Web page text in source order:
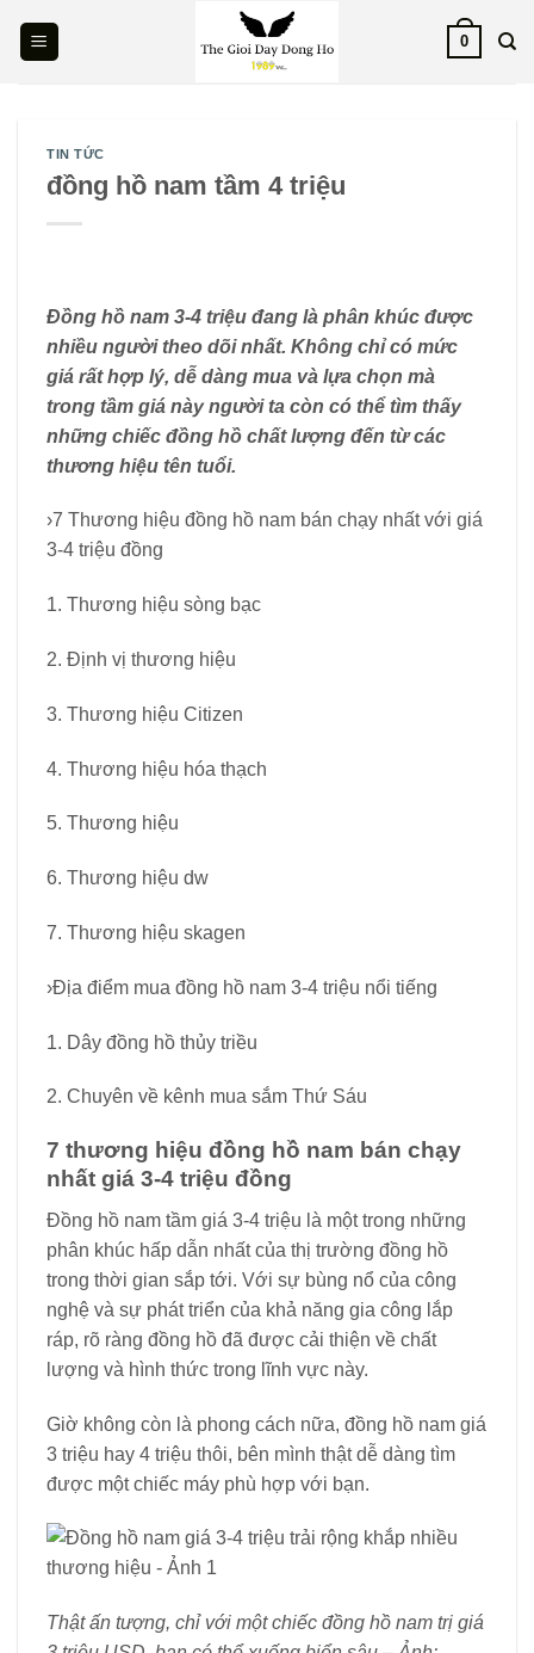
0
TIN TỨC
đồng hồ nam tầm 4 triệu
Đồng hồ nam 3-4 triệu đang là phân khúc được
nhiều người theo dõi nhất. Không chỉ có mức
giá rất hợp lý, dễ dàng mua và lựa chọn mà
trong tầm giá này người ta còn có thể tìm thấy
những chiếc đồng hồ chất lượng đến từ các
thương hiệu tên tuổi.
›7 Thương hiệu đồng hồ nam bán chạy nhất với giá
3-4 triệu đồng
1. Thương hiệu sòng bạc
2. Định vị thương hiệu
3. Thương hiệu Citizen
4. Thương hiệu hóa thạch
5. Thương hiệu
6. Thương hiệu dw
7. Thương hiệu skagen
›Địa điểm mua đồng hồ nam 3-4 triệu nổi tiếng
1. Dây đồng hồ thủy triều
2. Chuyên về kênh mua sắm Thứ Sáu
7 thương hiệu đồng hồ nam bán chạy
nhất giá 3-4 triệu đồng
Đồng hồ nam tầm giá 3-4 triệu là một trong những
phân khúc hấp dẫn nhất của thị trường đồng hồ
trong thời gian sắp tới. Với sự bùng nổ của công
nghệ và sự phát triển của khả năng gia công lắp
ráp, rõ ràng đồng hồ đã được cải thiện về chất
lượng và hình thức trong lĩnh vực này.
Giờ không còn là phong cách nữa, đồng hồ nam giá
3 triệu hay 4 triệu thôi, bên mình thật dễ dàng tìm
được một chiếc máy phù hợp với bạn.
Thật ấn tượng, chỉ với một chiếc đồng hồ nam trị giá